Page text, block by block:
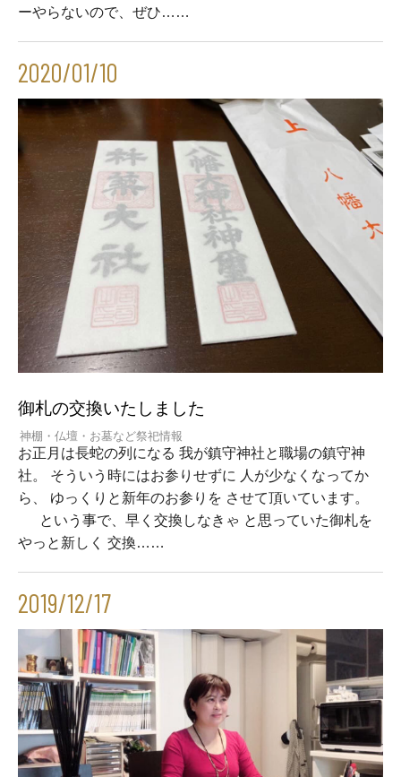
ーやらないので、ぜひ……
2020/01/10
御札の交換いたしました
神棚・仏壇・お墓など祭祀情報
お正月は長蛇の列になる 我が鎮守神社と職場の鎮守神
社。 そういう時にはお参りせずに 人が少なくなってか
ら、 ゆっくりと新年のお参りを させて頂いています。
という事で、早く交換しなきゃ と思っていた御札を
やっと新しく 交換……
2019/12/17